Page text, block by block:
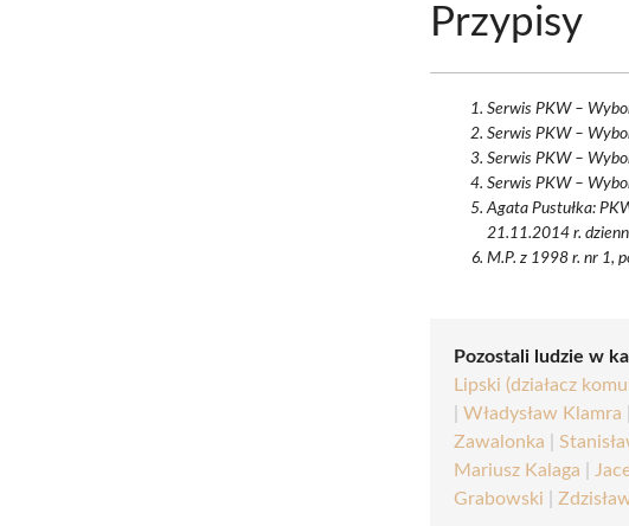
Przypisy
Serwis PKW –
Serwis PKW –
Serwis PKW –
Serwis PKW –
Agata Pustułka:
21.11.2014 r.
M.P. z 1998 r. nr 1,
Pozostali ludzie w
Lipski (działacz
|Władysław Klamra
Zawalonka |
Mariusz Kalaga
Grabowski |